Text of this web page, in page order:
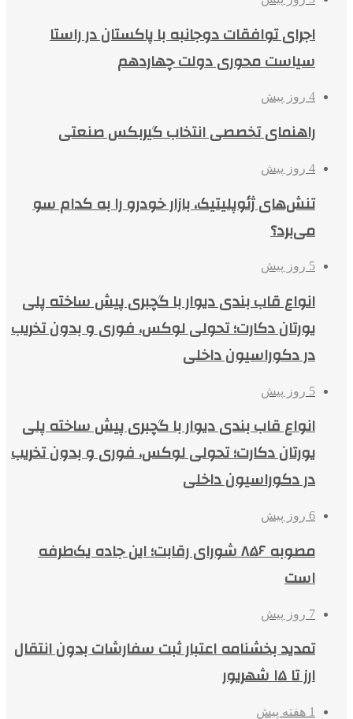
اجرای توافقات دوجانبه با پاکستان در راستا
سیاست محوری دولت چهاردهم
4 روز پیش
راهنمای تخصصی انتخاب گیربکس صنعتی
4 روز پیش
تنش‌های ژئوپلیتیک، بازار خودرو را به کدام سو
می‌برد؟
5 روز پیش
انواع قاب بندی دیوار با گچبری پیش ساخته پلی
یورتان دکارت؛ تحولی لوکس، فوری و بدون تخریب
در دکوراسیون داخلی
5 روز پیش
انواع قاب بندی دیوار با گچبری پیش ساخته پلی
یورتان دکارت؛ تحولی لوکس، فوری و بدون تخریب
در دکوراسیون داخلی
6 روز پیش
مصوبه ۸۵۶ شورای رقابت؛ این جاده یک‌طرفه
است
7 روز پیش
تمدید بخشنامه اعتبار ثبت سفارشات بدون انتقال
ارز تا ۱۵ شهریور
1 هفته پیش